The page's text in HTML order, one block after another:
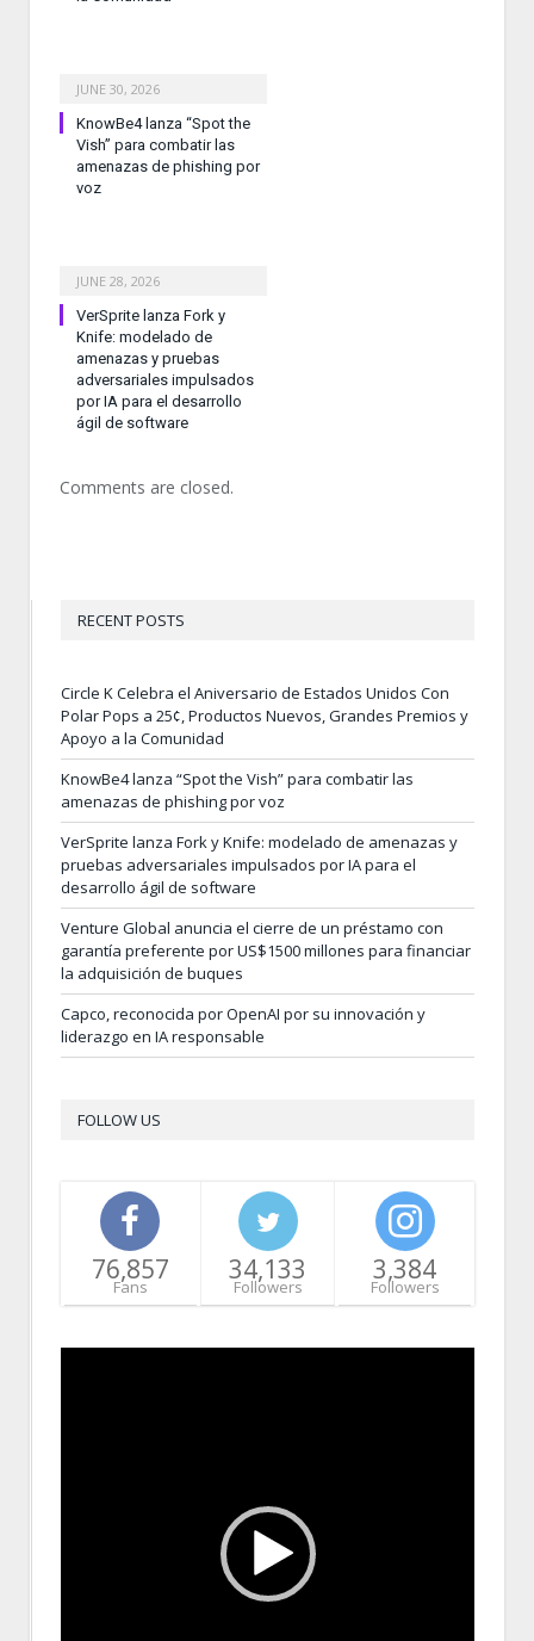
JUNE 30, 2026
KnowBe4 lanza “Spot the
Vish” para combatir las
amenazas de phishing por
voz
JUNE 28, 2026
VerSprite lanza Fork y
Knife: modelado de
amenazas y pruebas
adversariales impulsados
por IA para el desarrollo
ágil de software
Comments are closed.
RECENT POSTS
Circle K Celebra el Aniversario de Estados Unidos Con
Polar Pops a 25¢, Productos Nuevos, Grandes Premios y
Apoyo a la Comunidad
KnowBe4 lanza “Spot the Vish” para combatir las
amenazas de phishing por voz
VerSprite lanza Fork y Knife: modelado de amenazas y
pruebas adversariales impulsados por IA para el
desarrollo ágil de software
Venture Global anuncia el cierre de un préstamo con
garantía preferente por US$1500 millones para financiar
la adquisición de buques
Capco, reconocida por OpenAI por su innovación y
liderazgo en IA responsable
FOLLOW US
76,857
Fans
34,133
Followers
3,384
Followers